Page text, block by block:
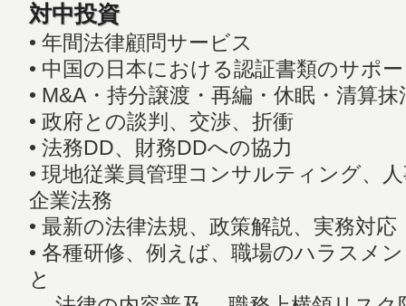
対中投資
• 年間法律顧問サービス
• 中国の日本における認証書類のサポ
• M&A・持分譲渡・再編・休眠・清算
• 政府との談判、交渉、折衝
• 法務DD、財務DDへの協力
• 現地従業員管理コンサルティング、
企業法務
• 最新の法律法規、政策解説、実務対応
• 各種研修、例えば、職場のハラスメ
と